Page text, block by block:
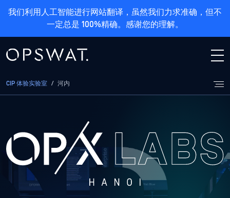
我们利用人工智能进行网站翻译，虽然我们力求准确，但不
一定总是 100%精确。感谢您的理解。
CIP 体验实验室 / 河内